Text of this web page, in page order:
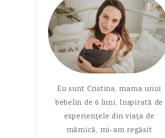
Eu sunt Cristina, mama unui
bebelin de 6 luni. Inspirată de
experiențele din viața de
mămică, mi-am regăsit